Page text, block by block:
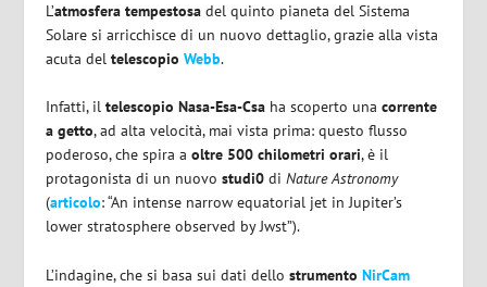
L’atmosfera tempestosa del quinto pianeta del Sistema
Solare si arricchisce di un nuovo dettaglio, grazie alla vista
acuta del telescopioWebb.
Infatti, iltelescopio Nasa-Esa-Csa ha scoperto una corrente
a getto, ad alta velocità, mai vista prima: questo flusso
poderoso, che spira a oltre 500 chilometri orari, è il
protagonista di un nuovostudi0 diNature Astronomy
(articolo: “An intense narrow equatorial jet in Jupiter’s
lower stratosphere observed by Jwst”).
L’indagine, che si basa sui dati dello strumentoNirCam